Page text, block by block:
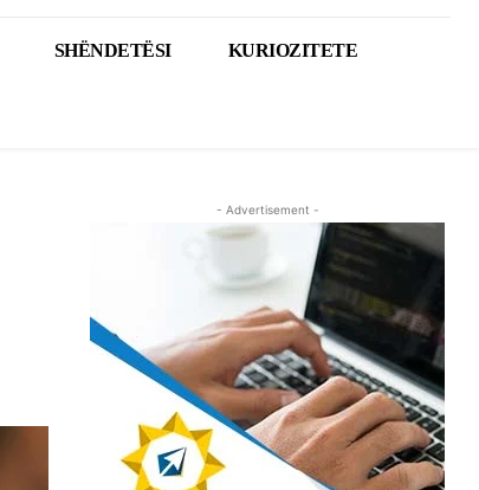
SHËNDETËSI KURIOZITETE
- Advertisement -